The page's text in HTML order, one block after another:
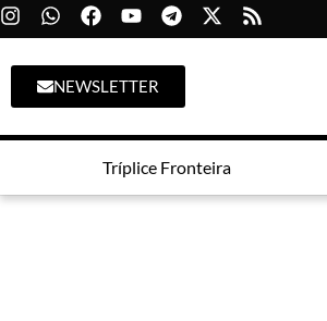
NEWSLETTER
Tríplice Fronteira